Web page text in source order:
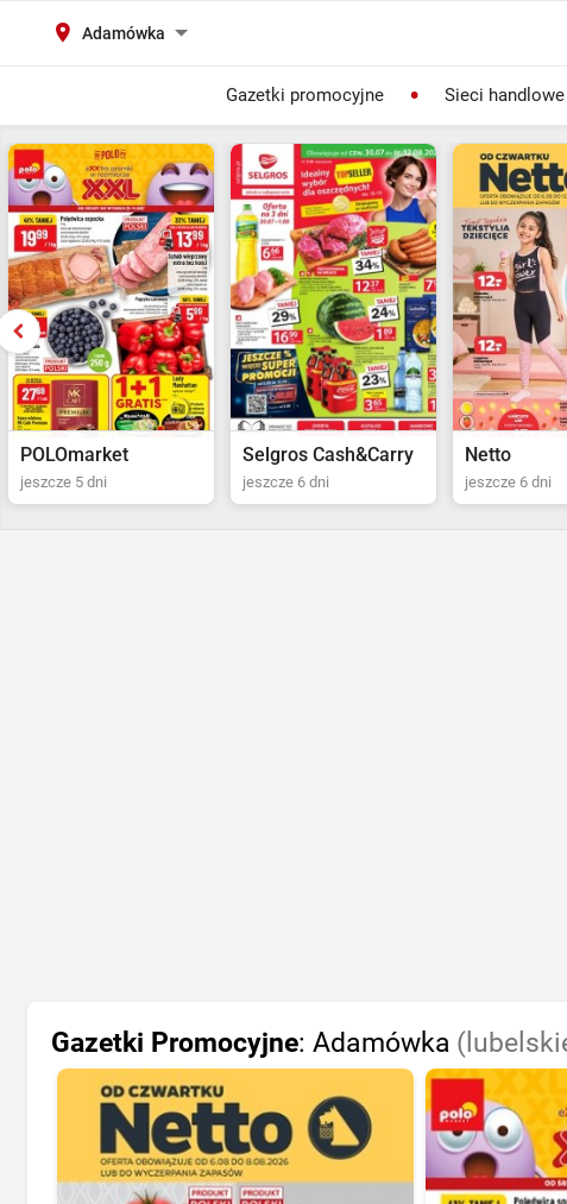
Adamówka
Gazetki promocyjne Sieci handlowe
Selgros Cash&Carry
jeszcze 6 dni
Netto
jeszcze 6 dni
POLOmarket
jeszcze 5 dni
Gazetki Promocyjne: Adamówka